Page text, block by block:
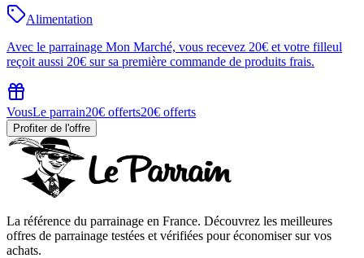
Alimentation
Avec le parrainage Mon Marché, vous recevez 20€ et votre filleul
reçoit aussi 20€ sur sa première commande de produits frais.
VousLe parrain20€ offerts20€ offerts
Profiter de l'offre
La référence du parrainage en France. Découvrez les meilleures
offres de parrainage testées et vérifiées pour économiser sur vos
achats.